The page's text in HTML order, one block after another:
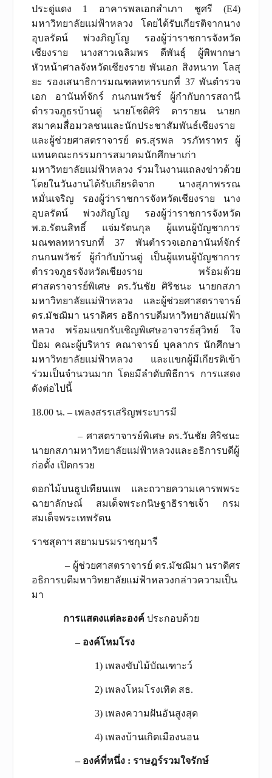
ประดู่แดง 1 อาคารพลเอกสำเภา ชูศรี (E4)
มหาวิทยาลัยแม่ฟ้าหลวง โดยได้รับเกียรติจากนาง
อุบลรัตน์ พ่วงภิญโญ รองผู้ว่าราชการจังหวัด
เชียงราย นางสาวเฉลิมพร ดีพันธุ์ ผู้พิพากษา
หัวหน้าศาลจังหวัดเชียงราย พันเอก สิงหนาท โลสุ
ยะ รองเสนาธิการมณฑลทหารบกที่ 37 พันตำรวจ
เอก อานันท์จักร์ กนกนพวัชร์ ผู้กำกับการสถานี
ตำรวจภูธรบ้านดู่ นายโชติศิริ ดารายน นายก
สมาคมสื่อมวลชนและนักประชาสัมพันธ์เชียงราย
และผู้ช่วยศาสตราจารย์ ดร.สุรพล วรภัทราทร ผู้
แทนคณะกรรมการสมาคมนักศึกษาเก่า
มหาวิทยาลัยแม่ฟ้าหลวง ร่วมในงานแถลงข่าวด้วย
โดยในวันงานได้รับเกียรติจาก นางสุภาพรรณ
หมั่นเจริญ รองผู้ว่าราชการจังหวัดเชียงราย นาง
อุบลรัตน์ พ่วงภิญโญ รองผู้ว่าราชการจังหวัด
พ.อ.รัตนสิทธิ์ แจ่มรัตนกุล ผู้แทนผู้บัญชาการ
มณฑลทหารบกที่ 37 พันตำรวจเอกอานันท์จักร์
กนกนพวัชร์ ผู้กำกับบ้านดู่ เป็นผู้แทนผู้บัญชาการ
ตำรวจภูธรจังหวัดเชียงราย พร้อมด้วย
ศาสตราจารย์พิเศษ ดร.วันชัย ศิริชนะ นายกสภา
มหาวิทยาลัยแม่ฟ้าหลวง และผู้ช่วยศาสตราจารย์
ดร.มัชฌิมา นราดิศร อธิการบดีมหาวิทยาลัยแม่ฟ้า
หลวง พร้อมแขกรับเชิญพิเศษอาจารย์สุวิทย์ ใจ
ป้อม คณะผู้บริหาร คณาจารย์ บุคลากร นักศึกษา
มหาวิทยาลัยแม่ฟ้าหลวง และแขกผู้มีเกียรติเข้า
ร่วมเป็นจำนวนมาก โดยมีลำดับพิธีการ การแสดง
ดังต่อไปนี้
18.00 น. – เพลงสรรเสริญพระบารมี
– ศาสตราจารย์พิเศษ ดร.วันชัย ศิริชนะ
นายกสภามหาวิทยาลัยแม่ฟ้าหลวงและอธิการบดีผู้
ก่อตั้ง เปิดกรวย
ดอกไม้บนธูปเทียนแพ และถวายความเคารพพระ
ฉายาลักษณ์ สมเด็จพระกนิษฐาธิราชเจ้า กรม
สมเด็จพระเทพรัตน
ราชสุดาฯ สยามบรมราชกุมารี
– ผู้ช่วยศาสตราจารย์ ดร.มัชฌิมา นราดิศร
อธิการบดีมหาวิทยาลัยแม่ฟ้าหลวงกล่าวความเป็น
มา
การแสดงแต่ละองค์ ประกอบด้วย
– องค์โหมโรง
1) เพลงขับไม้บัณเฑาะว์
2) เพลงโหมโรงเทิด สธ.
3) เพลงความฝันอันสูงสุด
4) เพลงบ้านเกิดเมืองนอน
– องค์ที่หนึ่ง : ราษฎร์รวมใจรักษ์